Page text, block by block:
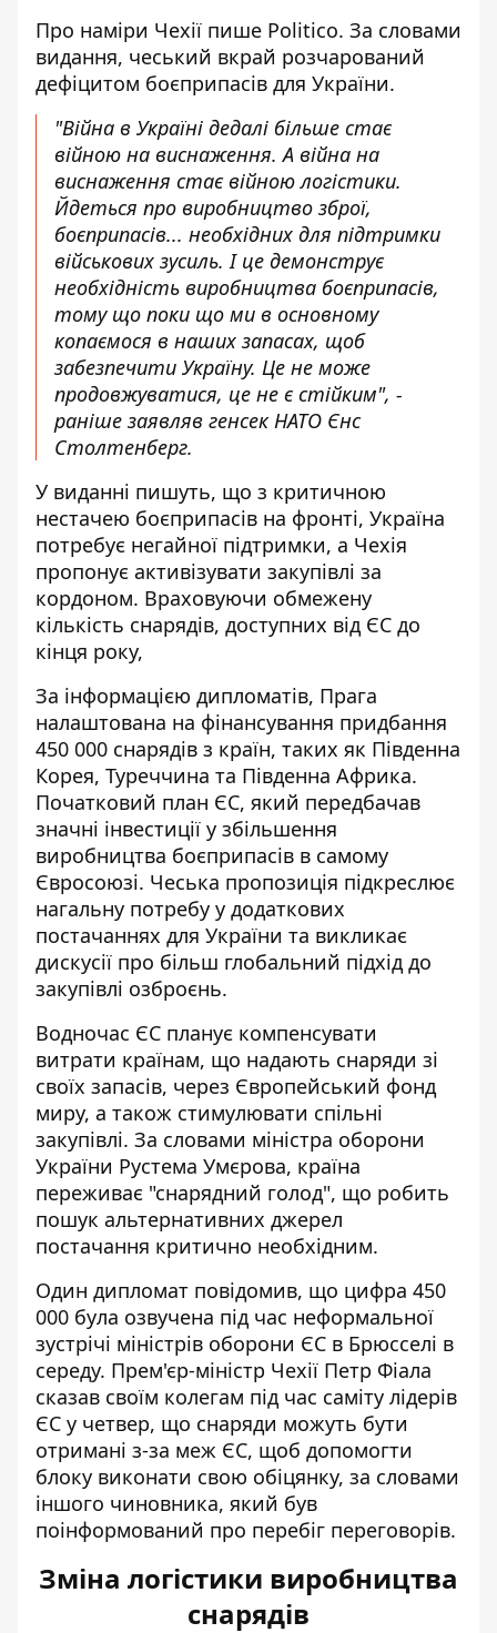
Про наміри Чехії пише Politico. За словами
видання, чеський вкрай розчарований
дефіцитом боєприпасів для України.
"Війна в Україні дедалі більше стає
війною на виснаження. А війна на
виснаження стає війною логістики.
Йдеться про виробництво зброї,
боєприпасів... необхідних для підтримки
військових зусиль. І це демонструє
необхідність виробництва боєприпасів,
тому що поки що ми в основному
копаємося в наших запасах, щоб
забезпечити Україну. Це не може
продовжуватися, це не є стійким", -
раніше заявляв генсек НАТО Єнс
Столтенберг.
У виданні пишуть, що з критичною
нестачею боєприпасів на фронті, Україна
потребує негайної підтримки, а Чехія
пропонує активізувати закупівлі за
кордоном. Враховуючи обмежену
кількість снарядів, доступних від ЄС до
кінця року,
За інформацією дипломатів, Прага
налаштована на фінансування придбання
450 000 снарядів з країн, таких як Південна
Корея, Туреччина та Південна Африка.
Початковий план ЄС, який передбачав
значні інвестиції у збільшення
виробництва боєприпасів в самому
Євросоюзі. Чеська пропозиція підкреслює
нагальну потребу у додаткових
постачаннях для України та викликає
дискусії про більш глобальний підхід до
закупівлі озброєнь.
Водночас ЄС планує компенсувати
витрати країнам, що надають снаряди зі
своїх запасів, через Європейський фонд
миру, а також стимулювати спільні
закупівлі. За словами міністра оборони
України Рустема Умєрова, країна
переживає "снарядний голод", що робить
пошук альтернативних джерел
постачання критично необхідним.
Один дипломат повідомив, що цифра 450
000 була озвучена під час неформальної
зустрічі міністрів оборони ЄС в Брюсселі в
середу. Прем'єр-міністр Чехії Петр Фіала
сказав своїм колегам під час саміту лідерів
ЄС у четвер, що снаряди можуть бути
отримані з-за меж ЄС, щоб допомогти
блоку виконати свою обіцянку, за словами
іншого чиновника, який був
поінформований про перебіг переговорів.
Зміна логістики виробництва
снарядів